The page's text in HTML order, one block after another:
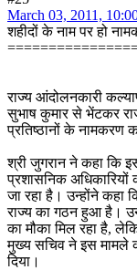
March 03, 2011,
शहीदों के नाम पर हो
राज्य आंदोलनकारी
सुभाष कुमार से भेंटकर
प्रतिष्ठानों के नामकरण
श्री जुगरान ने कहा कि
प्रशासनिक अधिकारियों
जा रहा है। उन्होंने कहा
राज्य का गठन हुआ है।
का मौका मिल रहा है,
मुख्य सचिव ने इस मामले
दिया।